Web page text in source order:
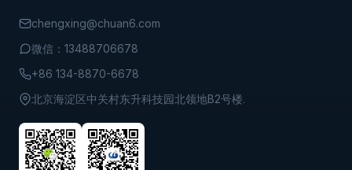
chengxing@chuan6.com
微信：13488706678
+86 134-8870-6678
北京海淀区中关村东升科技园北领地B2号楼.